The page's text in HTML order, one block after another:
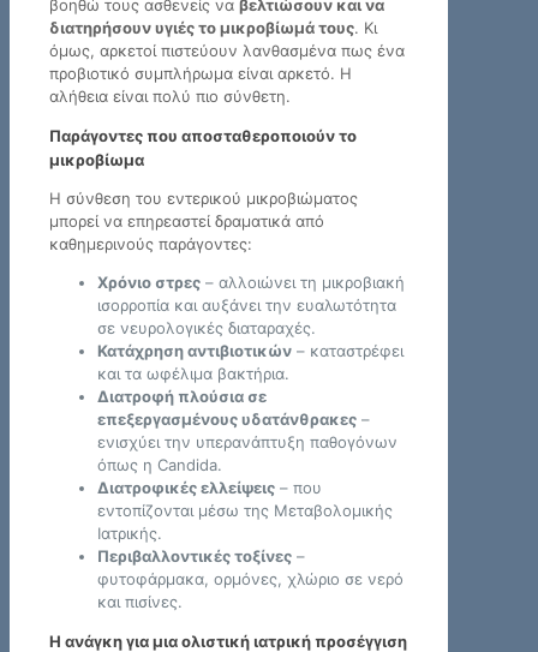
βοηθώ τους ασθενείς να βελτιώσουν και να
διατηρήσουν υγιές το μικροβίωμά τους. Κι
όμως, αρκετοί πιστεύουν λανθασμένα πως ένα
προβιοτικό συμπλήρωμα είναι αρκετό. Η
αλήθεια είναι πολύ πιο σύνθετη.
Παράγοντες που αποσταθεροποιούν το
μικροβίωμα
Η σύνθεση του εντερικού μικροβιώματος
μπορεί να επηρεαστεί δραματικά από
καθημερινούς παράγοντες:
Χρόνιο στρες – αλλοιώνει τη μικροβιακή
ισορροπία και αυξάνει την ευαλωτότητα
σε νευρολογικές διαταραχές.
Κατάχρηση αντιβιοτικών – καταστρέφει
και τα ωφέλιμα βακτήρια.
Διατροφή πλούσια σε
επεξεργασμένους υδατάνθρακες –
ενισχύει την υπερανάπτυξη παθογόνων
όπως η Candida.
Διατροφικές ελλείψεις – που
εντοπίζονται μέσω της Μεταβολομικής
Ιατρικής.
Περιβαλλοντικές τοξίνες –
φυτοφάρμακα, ορμόνες, χλώριο σε νερό
και πισίνες.
Η ανάγκη για μια ολιστική ιατρική προσέγγιση